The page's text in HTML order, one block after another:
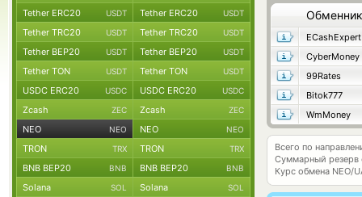
Обменник
ECashExpert
CyberMoney
99Rates
Bitok777
WmMoney
Всего по
Суммарный резерв
Курс обмена NEO/
Tether ERC20 USDT Tether ERC20 USDT
Tether TRC20 USDT Tether TRC20 USDT
Tether BEP20 USDT Tether BEP20 USDT
Tether TON USDT Tether TON USDT
USDC ERC20 USDC USDC ERC20 USDC
Zcash ZEC Zcash ZEC
NEO NEO NEO NEO
TRON TRX TRON TRX
BNB BEP20 BNB BNB BEP20 BNB
Solana SOL Solana SOL